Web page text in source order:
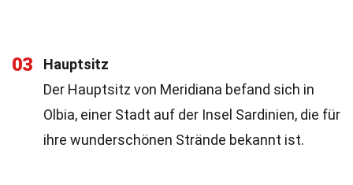
03
Hauptsitz
Der Hauptsitz von Meridiana befand sich in
Olbia, einer Stadt auf der Insel Sardinien, die für
ihre wunderschönen Strände bekannt ist.